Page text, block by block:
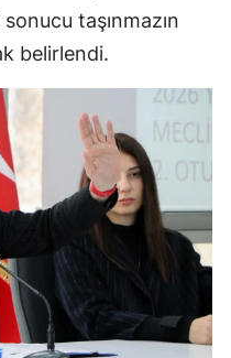
taşınmazın
belirlendi.